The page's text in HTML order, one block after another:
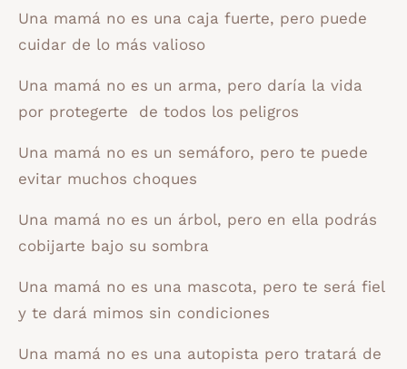
Una mamá no es una caja fuerte, pero puede
cuidar de lo más valioso
Una mamá no es un arma, pero daría la vida
por protegerte de todos los peligros
Una mamá no es un semáforo, pero te puede
evitar muchos choques
Una mamá no es un árbol, pero en ella podrás
cobijarte bajo su sombra
Una mamá no es una mascota, pero te será fiel
y te dará mimos sin condiciones
Una mamá no es una autopista pero tratará de